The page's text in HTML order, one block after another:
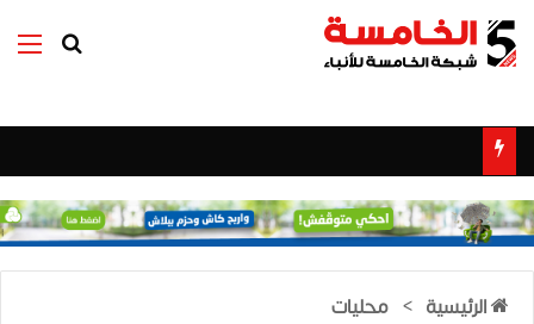
بحث عن
الرئيسية > محليات